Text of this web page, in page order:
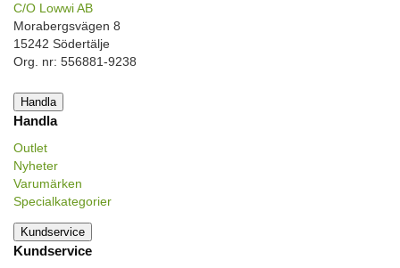
C/O Lowwi AB
Morabergsvägen 8
15242 Södertälje
Org. nr: 556881-9238
Handla
Handla
Outlet
Nyheter
Varumärken
Specialkategorier
Kundservice
Kundservice